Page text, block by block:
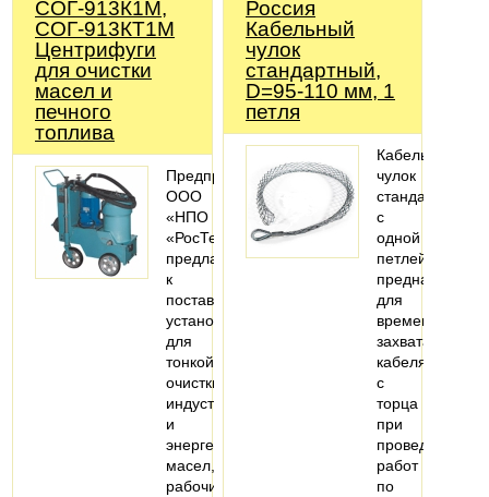
СОГ-913К1М,
СОГ-913КТ1М
Центрифуги
для очистки
масел и
печного
топлива
Предприятие
ООО
«НПО
«РосТехЭнерго»
предлагает
к
поставке
установки
для
тонкой
очистки
индустриальных
и
энергетических
масел,
рабочих
Россия
Кабельный
чулок
стандартный,
D=95-110 мм, 1
петля
Кабельный
чулок
стандартный
с
одной
петлей,
предназначен
для
временного
захвата
кабеля
с
торца
при
проведении
работ
по